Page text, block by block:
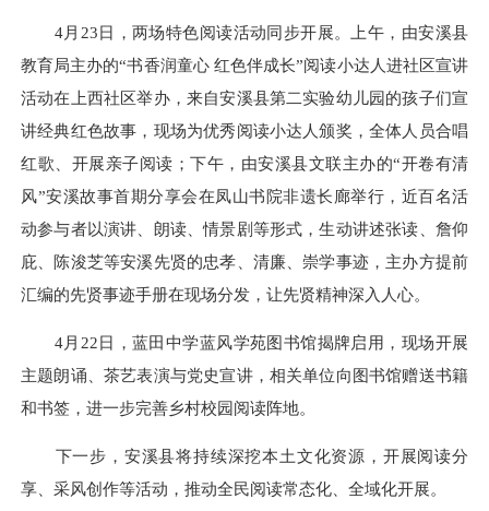
4月23日，两场特色阅读活动同步开展。上午，由安溪县
教育局主办的“书香润童心 红色伴成长”阅读小达人进社区宣讲
活动在上西社区举办，来自安溪县第二实验幼儿园的孩子们宣
讲经典红色故事，现场为优秀阅读小达人颁奖，全体人员合唱
红歌、开展亲子阅读；下午，由安溪县文联主办的“开卷有清
风”安溪故事首期分享会在凤山书院非遗长廊举行，近百名活
动参与者以演讲、朗读、情景剧等形式，生动讲述张读、詹仰
庇、陈浚芝等安溪先贤的忠孝、清廉、崇学事迹，主办方提前
汇编的先贤事迹手册在现场分发，让先贤精神深入人心。
4月22日，蓝田中学蓝风学苑图书馆揭牌启用，现场开展
主题朗诵、茶艺表演与党史宣讲，相关单位向图书馆赠送书籍
和书签，进一步完善乡村校园阅读阵地。
下一步，安溪县将持续深挖本土文化资源，开展阅读分
享、采风创作等活动，推动全民阅读常态化、全域化开展。